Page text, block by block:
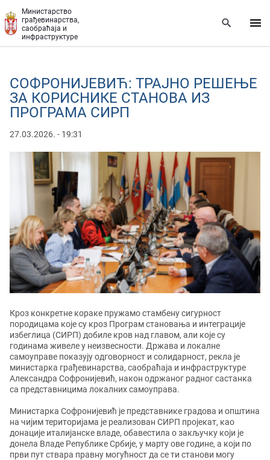
Министарство
грађевинарства,
саобраћаја и
инфраструктуре
СОФРОНИЈЕВИЋ: ТРАЈНО РЕШЕЊЕ
ЗА КОРИСНИКЕ СТАНОВА ИЗ
ПРОГРАМА СИРП
27.03.2026. - 19:31
Кроз конкретне кораке пружамо стамбену сигурност
породицама које су кроз Програм становања и интеграције
избеглица (СИРП) добиле кров над главом, али које су
годинама живеле у неизвесности. Држава и локалне
самоуправе показују одговорност и солидарност, рекла је
министарка грађевинарства, саобраћаја и инфраструктуре
Александра Софронијевић, након одржаног радног састанка
са представницима локалних самоуправа.
Министарка Софронијевић је представнике градова и општина
на чијим територијама је реализован СИРП пројекат, као
донације италијанске владе, обавестила о закључку који је
донела Владе Републике Србије, у марту ове године, а који по
први пут ствара правну могућност да се ти станови могу